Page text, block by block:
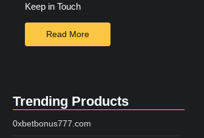
Keep in Touch
Read More
Trending Products
0xbetbonus777.com